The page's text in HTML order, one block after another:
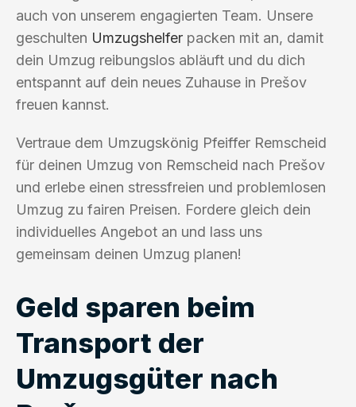
auch von unserem engagierten Team. Unsere
geschulten Umzugshelfer packen mit an, damit
dein Umzug reibungslos abläuft und du dich
entspannt auf dein neues Zuhause in Prešov
freuen kannst.
Vertraue dem Umzugskönig Pfeiffer Remscheid
für deinen Umzug von Remscheid nach Prešov
und erlebe einen stressfreien und problemlosen
Umzug zu fairen Preisen. Fordere gleich dein
individuelles Angebot an und lass uns
gemeinsam deinen Umzug planen!
Geld sparen beim
Transport der
Umzugsgüter nach